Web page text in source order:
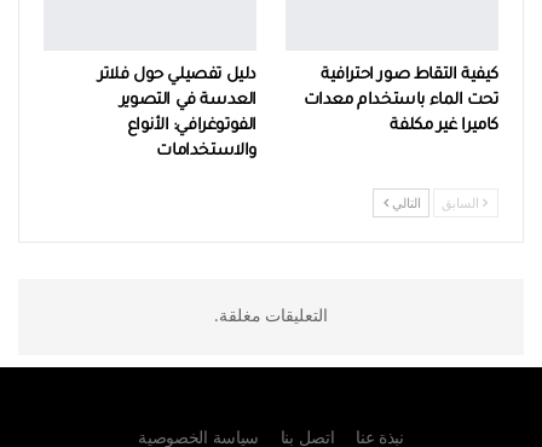
كيفية التقاط صور احترافية
تحت الماء باستخدام معدات
كاميرا غير مكلفة
دليل تفصيلي حول فلاتر
العدسة في التصوير
الفوتوغرافي: الأنواع
والاستخدامات
السابق التالي
التعليقات مغلقة.
نبذة عنا اتصل بنا سياسة الخصوصية